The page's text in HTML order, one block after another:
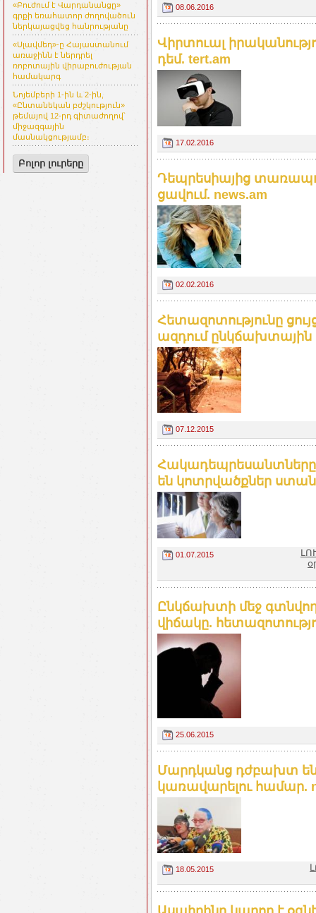
«Բուժում է Վարդանանցը»
գրքի եռահատոր ժողովածուն
ներկայացվեց հանրությանը
«Սլավմեդ»-ը Հայաստանում
առաջինն է ներդրել
ռոբոտային վիրաբուժության
համակարգ
Նոյեմբերի 1-ին և 2-ին,
«Ընտանեկան բժշկություն»
թեմայով 12-րդ գիտաժողով՝
միջազգային
մասնակցությամբ։
Բոլոր լուրերը
08.06.2016
Վիրտուալ
դեմ. tert.am
17.02.2016
Դեպրեսիայից
ցավում. news.am
02.02.2016
Հետազոտությունը
ազդում ընկճախտային
07.12.2015
Հակադեպրեսանտները
են կոտրվածքներ
01.07.2015
Ընկճախտի մեջ
վիճակը.
25.06.2015
Մարդկանց դժբախտ են
կառավարելու համար.
18.05.2015